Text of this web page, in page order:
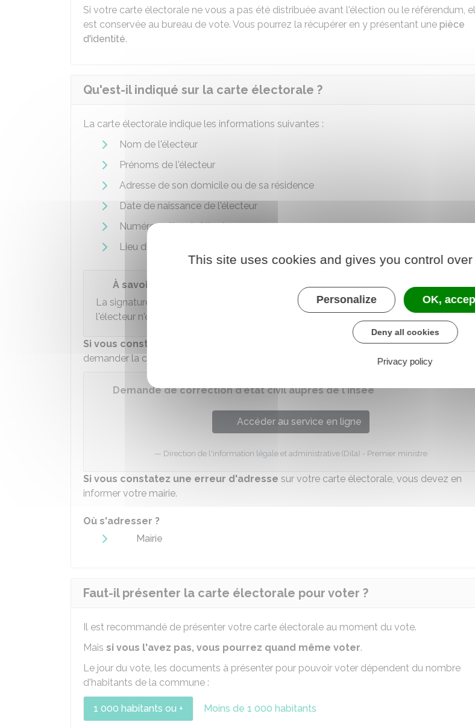
Si votre carte électorale ne vous a pas été distribuée avant l'élection ou le référendum,
est conservée au bureau de vote. Vous pourrez la récupérer en y présentant une pièce
d'identité.
Qu'est-il indiqué sur la carte électorale ?
La carte électorale indique les informations suivantes :
Nom de l'électeur
Prénoms de l'électeur
Adresse de son domicile ou de sa résidence
Date de naissance de l'électeur
Numéro national d'électeur
Lieu du bureau de vote de l'électeur.
À savoir
La signature du maire ou le cachet de la mairie sont facultatifs. La signature de
l'électeur n'est pas non plus obligatoire.
Si vous constatez une erreur d'état civil
sur votre carte électorale, vous devez en
demander la correction à l'aide de ce téléservice :
Demande de correction d'état civil auprès de l'Insee
Accéder au service en ligne
Direction de l'information légale et administrative (Dila) - Premier ministre
Si vous constatez une erreur d'adresse sur votre carte électorale, vous devez en
informer votre mairie.
Où s'adresser ?
Mairie
Faut-il présenter la carte électorale pour voter ?
Il est recommandé de présenter votre carte électorale au moment du vote.
Mais si vous l'avez pas, vous pourrez quand même voter.
Le jour du vote, les documents à présenter pour pouvoir voter dépendent du nombre
d'habitants de la commune :
1 000 habitants ou + Moins de 1 000 habitants
This site uses cookies and gives you control
Personalize OK,
Deny all cookies
Privacy policy